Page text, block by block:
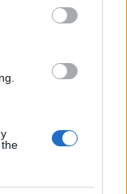
o W16